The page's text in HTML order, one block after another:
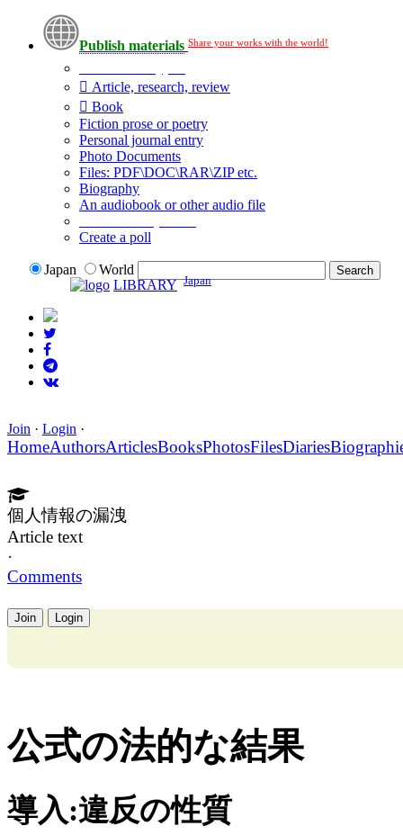
Publish materials Share your works with the world!
Article, research, review
Book
Fiction prose or poetry
Personal journal entry
Photo Documents
Files: PDF\DOC\RAR\ZIP etc.
Biography
An audiobook or other audio file
Create a poll
Japan
World
LIBRARY Japan
Join · Login ·
HomeAuthorsArticlesBooksPhotosFilesDiaries
個人情報の漏洩
Article text
·
Comments
Join Login
公式の法的な結果
導入:違反の性質